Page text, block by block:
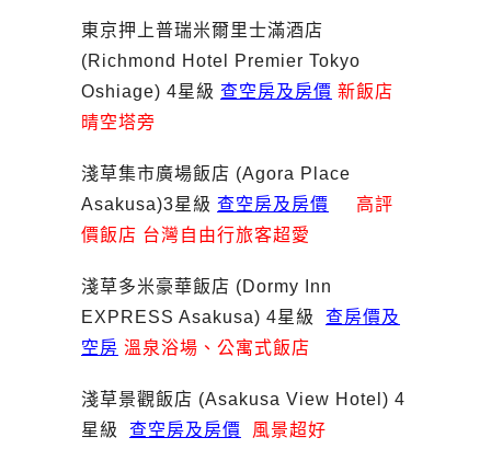
東京押上普瑞米爾里士滿酒店
(Richmond Hotel Premier Tokyo
Oshiage) 4星級 查空房及房價 新飯店
晴空塔旁
淺草集市廣場飯店 (Agora Place
Asakusa)3星級 查空房及房價
高評
價飯店 台灣自由行旅客超愛
淺草多米豪華飯店 (Dormy Inn
EXPRESS Asakusa) 4星級 查房價及
空房 溫泉浴場、公寓式飯店
淺草景觀飯店 (Asakusa View Hotel) 4
星級 查空房及房價 風景超好